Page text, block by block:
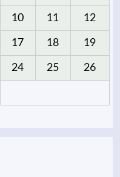
10 11 12
17 18 19
24 25 26